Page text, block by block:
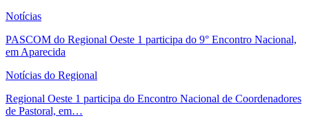
Notícias
PASCOM do Regional Oeste 1 participa do 9° Encontro Nacional,
em Aparecida
Notícias do Regional
Regional Oeste 1 participa do Encontro Nacional de Coordenadores
de Pastoral, em…